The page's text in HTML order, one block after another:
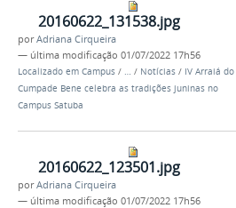
20160622_131538.jpg
porAdriana Cirqueira
— última modificação 01/07/2022 17h56
Localizado em Campus / … / Notícias / IV Arraiá do
Cumpade Bene celebra as tradições juninas no
Campus Satuba
20160622_123501.jpg
porAdriana Cirqueira
— última modificação 01/07/2022 17h56